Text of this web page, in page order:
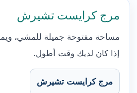
مرج كرايست تشيرش
مساحة مفتوحة جميلة للمشي،
إذا كان لديك وقت أطول.
مرج كرايست تشيرش